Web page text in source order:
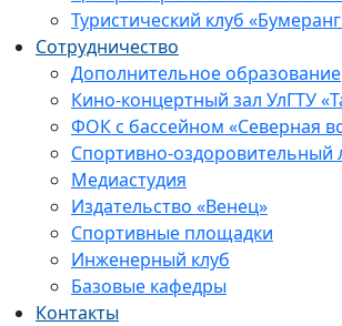
Туристический клуб
Сотрудничество
Дополнительное образование
Кино-концертный зал УлГТУ
ФОК с бассейном «Северная
Спортивно-оздоровительный
Медиастудия
Издательство «Венец»
Спортивные площадки
Инженерный клуб
Базовые кафедры
Контакты